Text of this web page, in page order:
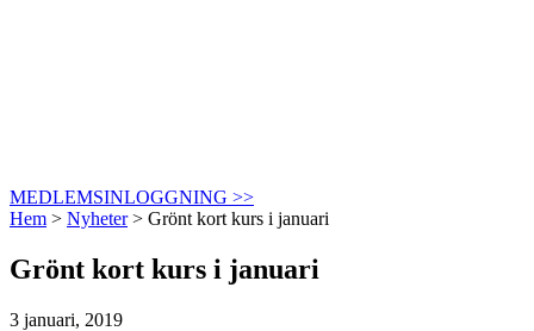
MEDLEMSINLOGGNING >>
Hem > Nyheter> Grönt kort kurs i januari
Grönt kort kurs i januari
3 januari, 2019